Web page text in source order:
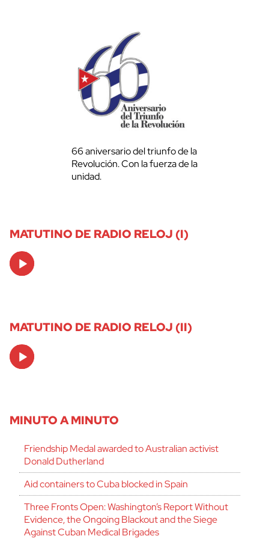
66 aniversario del triunfo de la
Revolución. Con la fuerza de la
unidad.
MATUTINO DE RADIO RELOJ (I)
Audio
Player
MATUTINO DE RADIO RELOJ (II)
Audio
Player
MINUTO A MINUTO
Friendship Medal awarded to Australian activist
Donald Dutherland
Aid containers to Cuba blocked in Spain
Three Fronts Open: Washington’s Report Without
Evidence, the Ongoing Blackout and the Siege
Against Cuban Medical Brigades